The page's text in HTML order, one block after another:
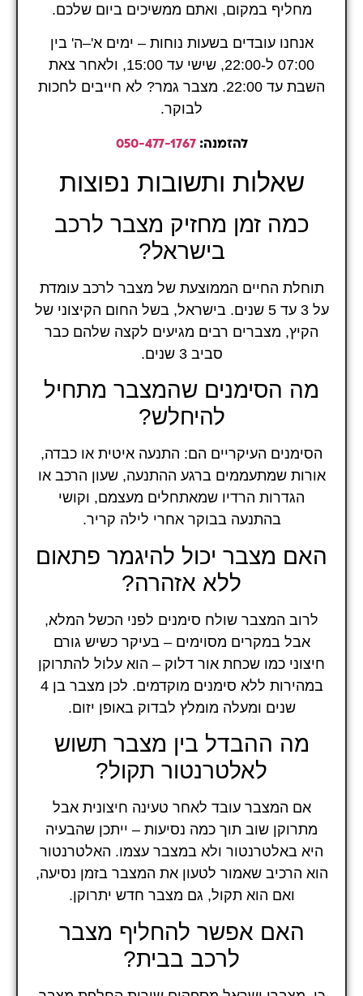
מחליף במקום, ואתם ממשיכים ביום שלכם.
אנחנו עובדים בשעות נוחות – ימים א'–ה' בין
07:00 ל-22:00, שישי עד 15:00, ולאחר צאת
השבת עד 22:00. מצבר גמר? לא חייבים לחכות
לבוקר.
להזמנה:050-477-1767
שאלות ותשובות נפוצות
כמה זמן מחזיק מצבר לרכב
בישראל?
תוחלת החיים הממוצעת של מצבר לרכב עומדת
על 3 עד 5 שנים. בישראל, בשל החום הקיצוני של
הקיץ, מצברים רבים מגיעים לקצה שלהם כבר
סביב 3 שנים.
מה הסימנים שהמצבר מתחיל
להיחלש?
הסימנים העיקריים הם: התנעה איטית או כבדה,
אורות שמתעממים ברגע ההתנעה, שעון הרכב או
הגדרות הרדיו שמאתחלים מעצמם, וקושי
בהתנעה בבוקר אחרי לילה קריר.
האם מצבר יכול להיגמר פתאום
ללא אזהרה?
לרוב המצבר שולח סימנים לפני הכשל המלא,
אבל במקרים מסוימים – בעיקר כשיש גורם
חיצוני כמו שכחת אור דלוק – הוא עלול להתרוקן
במהירות ללא סימנים מוקדמים. לכן מצבר בן 4
שנים ומעלה מומלץ לבדוק באופן יזום.
מה ההבדל בין מצבר תשוש
לאלטרנטור תקול?
אם המצבר עובד לאחר טעינה חיצונית אבל
מתרוקן שוב תוך כמה נסיעות – ייתכן שהבעיה
היא באלטרנטור ולא במצבר עצמו. האלטרנטור
הוא הרכיב שאמור לטעון את המצבר בזמן נסיעה,
ואם הוא תקול, גם מצבר חדש יתרוקן.
האם אפשר להחליף מצבר
לרכב בבית?